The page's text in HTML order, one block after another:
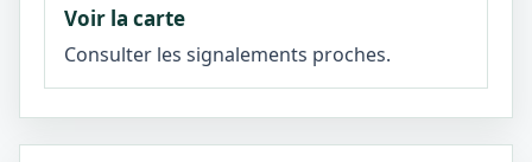
Voir la carte
Consulter les signalements proches.